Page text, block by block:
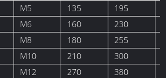
M5 135 195
M6 160 230
M8 180 255
M10 210 300
M12 270 380